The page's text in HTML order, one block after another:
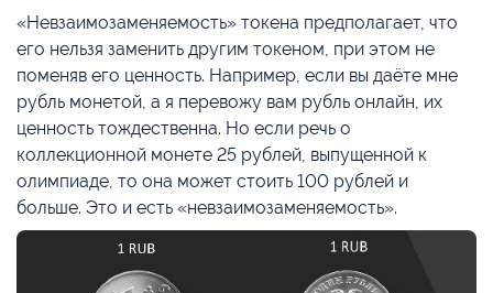
«Невзаимозаменяемость» токена предполагает, что
его нельзя заменить другим токеном, при этом не
поменяв его ценность. Например, если вы даёте мне
рубль монетой, а я перевожу вам рубль онлайн, их
ценность тождественна. Но если речь о
коллекционной монете 25 рублей, выпущенной к
олимпиаде, то она может стоить 100 рублей и
больше. Это и есть «невзаимозаменяемость».